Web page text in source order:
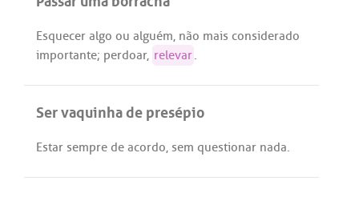
Esquecer algo ou alguém, não mais considerado
importante; perdoar, relevar.
Ser vaquinha de presépio
Estar sempre de acordo, sem questionar nada.